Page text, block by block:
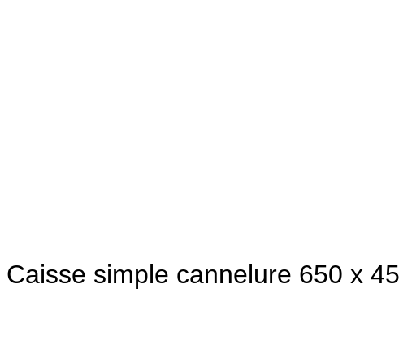
Caisse simple cannelure 650 x